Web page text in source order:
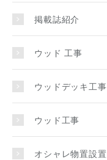
掲載誌紹介
ウッド 工事
ウッドデッキ工事
ウッド工事
オシャレ物置設置